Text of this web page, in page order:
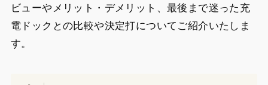
ビューやメリット・デメリット、最後まで迷った充
電ドックとの比較や決定打についてご紹介いたしま
す。